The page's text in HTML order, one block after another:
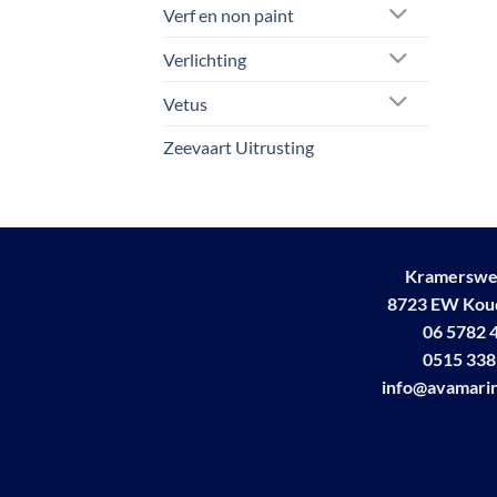
Verf en non paint
Verlichting
Vetus
Zeevaart Uitrusting
8723 EW
06 5782
0515